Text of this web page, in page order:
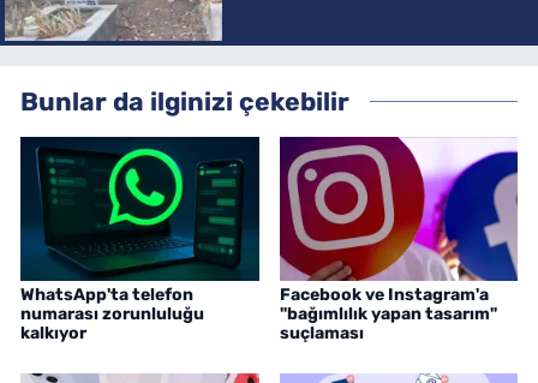
Bunlar da ilginizi çekebilir
WhatsApp'ta telefon
numarası zorunluluğu
kalkıyor
Facebook ve Instagram'a
"bağımlılık yapan tasarım"
suçlaması